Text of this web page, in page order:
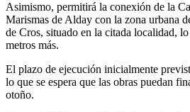
Asimismo, permitirá la conexión de la
Marismas de Alday con la zona urbana
de Cros, situado en la citada localidad,
metros más.
El plazo de ejecución inicialmente
lo que se espera que las obras puedan
otoño.